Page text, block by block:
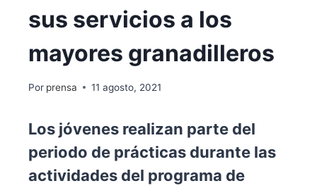
sus servicios a los
mayores granadilleros
Por prensa 11 agosto, 2021
Los jóvenes realizan parte del
periodo de prácticas durante las
actividades del programa de